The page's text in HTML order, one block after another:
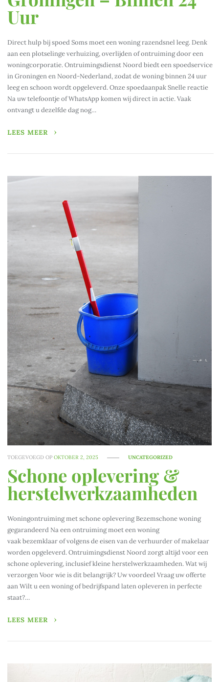
Uur
Direct hulp bij spoed Soms moet een woning razendsnel leeg. Denk
aan een plotselinge verhuizing, overlijden of ontruiming door een
woningcorporatie. Ontruimingsdienst Noord biedt een spoedservice
in Groningen en Noord-Nederland, zodat de woning binnen 24 uur
leeg en schoon wordt opgeleverd. Onze spoedaanpak Snelle reactie
Na uw telefoontje of WhatsApp komen wij direct in actie. Vaak
ontvangt u dezelfde dag nog…
LEES MEER
TOEGEVOEGD OPOKTOBER 2, 2025 UNCATEGORIZED
Schone oplevering &
herstelwerkzaamheden
Woningontruiming met schone oplevering Bezemschone woning
gegarandeerd Na een ontruiming moet een woning
vaak bezemklaar of volgens de eisen van de verhuurder of makelaar
worden opgeleverd. Ontruimingsdienst Noord zorgt altijd voor een
schone oplevering, inclusief kleine herstelwerkzaamheden. Wat wij
verzorgen Voor wie is dit belangrijk? Uw voordeel Vraag uw offerte
aan Wilt u een woning of bedrijfspand laten opleveren in perfecte
staat?…
LEES MEER